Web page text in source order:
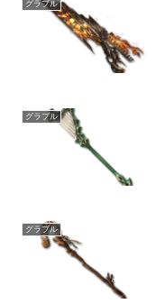
グラブル
グラブル
グラブル